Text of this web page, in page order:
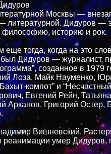
Москвы —
литературной. Дидуров —
философию, историю и рок.
еще тогда, когда на это
Дидуров — журналист,
созданное в 1979
Лоза, Майк Науменко,
компот” и
Евгений Рейн,
Арканов, Григорий
Вишневский.
реанимации умер